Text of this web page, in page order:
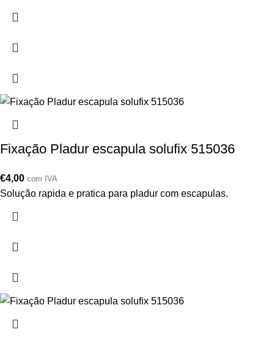
Fixação Pladur escapula solufix 515036
€4,00 com IVA
Solução rapida e pratica para pladur com escapulas.